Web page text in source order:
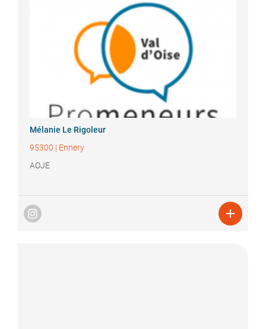
Mélanie Le Rigoleur
95300 | Ennery
AOJE
